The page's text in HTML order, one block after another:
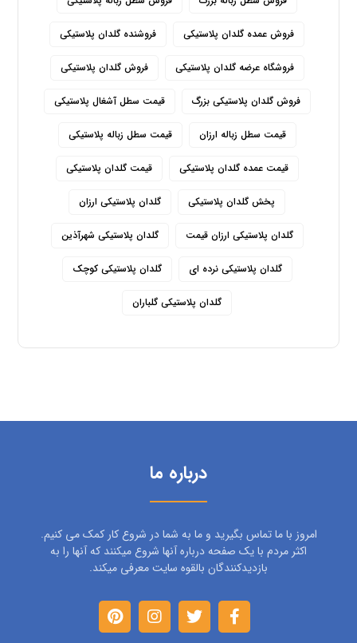
فروش عمده گلدان پلاستیکی فروشنده گلدان پلاستیکی
فروشگاه عرضه گلدان پلاستیکی فروش گلدان پلاستیکی
فروش گلدان پلاستیکی بزرگ قیمت سطل آشغال پلاستیکی
قیمت سطل زباله ارزان قیمت سطل زباله پلاستیکی
قیمت عمده گلدان پلاستیکی قیمت گلدان پلاستیکی
پخش گلدان پلاستیکی گلدان پلاستیکی ارزان
گلدان پلاستیکی ارزان قیمت گلدان پلاستیکی شهرآذین
گلدان پلاستیکی نرده ای گلدان پلاستیکی کوچک
گلدان پلاستیکی گلباران
درباره ما
امروز با ما تماس بگیرید و ما به شما در شروع کار کمک می کنیم.
اکثر مردم با یک صفحه درباره آنها شروع میکنند که آنها را به
بازدیدکنندگان بالقوه سایت معرفی میکند.